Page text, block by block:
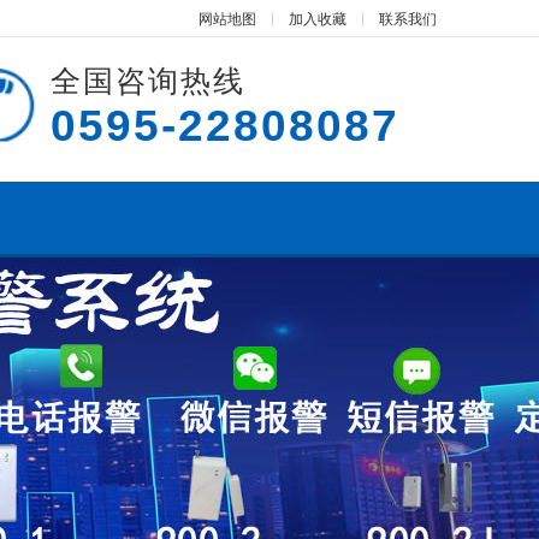
网站地图 加入收藏 联系我们
全国咨询热线
0595-22808087